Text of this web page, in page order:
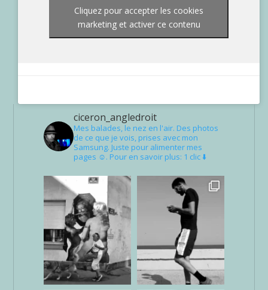
Cliquez pour accepter les cookies
marketing et activer ce contenu
ciceron_angledroit
Mes balades, le nez en l'air. Des photos
de ce que je vois, prises avec mon
Samsung. Juste pour alimenter mes
pages ☺. Pour en savoir plus: 1 clic ⬇️